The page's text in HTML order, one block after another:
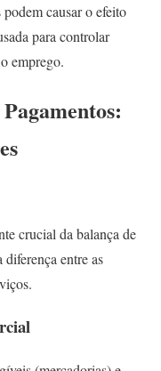
causar o efeito
para controlar
emprego.
crucial da balança de
diferença entre as